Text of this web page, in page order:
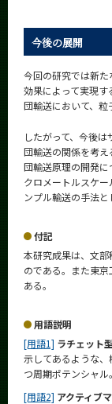
今後の展開
今回の研究では新
効果によって実現
団輸送において、粒
したがって、今後
団輸送の関係を考
団輸送原理の開発
クロメートルスケ
ンプル輸送の手法と
付記
本研究成果は、文
のである。また東
ある。
用語説明
[用語1] ラチェット
示してあるような
つ周期ポテンシャル。
[用語2] アクティブ